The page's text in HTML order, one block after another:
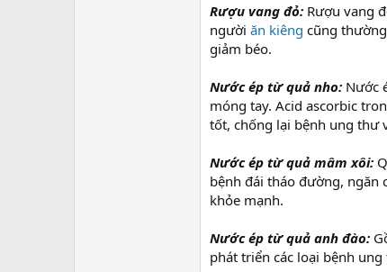
Rượu vang đỏ: Rượu vang
người ăn kiêng cũng
giảm béo.
Nước ép từ quả nho: Nước
móng tay. Acid ascorbic
tốt, chống lại bệnh ung thư
Nước ép từ quả mâm xôi:
bệnh đái tháo đường, ngăn
khỏe mạnh.
Nước ép từ quả anh đào:
phát triển các loại bệnh ung